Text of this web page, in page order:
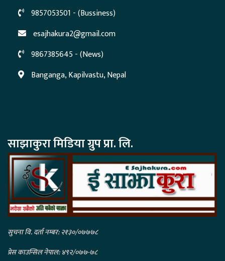
9857053501 - (Bussiness)
esajhakura2@gmail.com
9867385645 - (News)
Banganga, Kapilvastu, Nepal
साझाकुरा मिडिया ग्रुप प्रा. लि.
सुचना वि. दर्ता नम्बर: २१३०/०७७७८
प्रेस काउन्सिल नेपाल: ४९२/०७७-७८